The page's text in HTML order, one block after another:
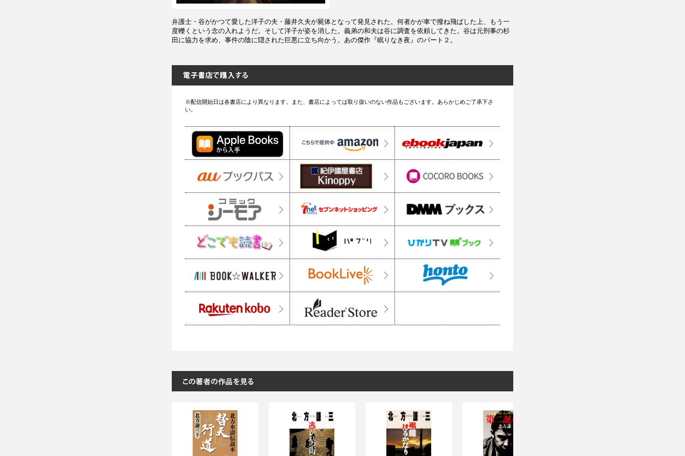
弁護士・谷がかつて愛した洋子の夫・藤井久夫が屍体となって発見された。何者かが車で撥ね飛ばした上、もう一
度轢くという念の入れようだ。そして洋子が姿を消した。義弟の和夫は谷に調査を依頼してきた。谷は元刑事の杉
田に協力を求め、事件の陰に隠された巨悪に立ち向かう。あの傑作『眠りなき夜』のパート２。
※配信開始日は各書店により異なります。また、書店によっては取り扱いのない作品もございます。あらかじめご了承下さ
い。